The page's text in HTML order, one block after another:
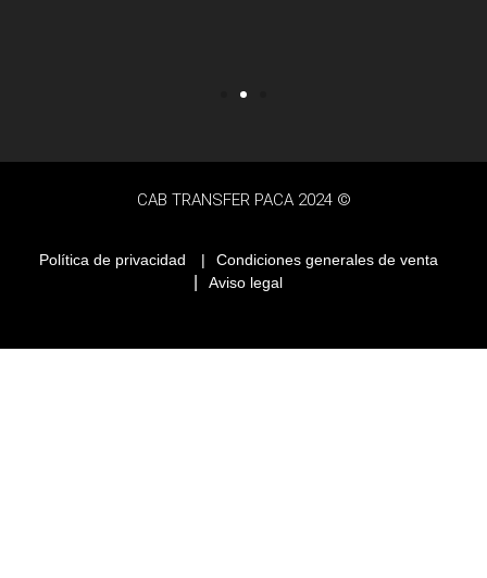
CAB TRANSFER PACA 2024 ©
Política de privacidad | Condiciones generales de venta
Aviso legal